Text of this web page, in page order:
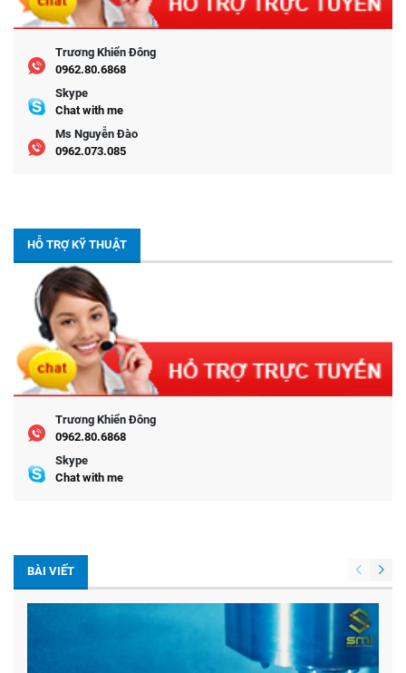
Trương Khiển Đông
0962.80.6868
Skype
Chat with me
Ms Nguyễn Đào
0962.073.085
HỖ TRỢ KỸ THUẬT
Trương Khiển Đông
0962.80.6868
Skype
Chat with me
BÀI VIẾT